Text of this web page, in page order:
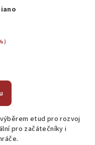
etud pro rozvoj
pro začátečníky i